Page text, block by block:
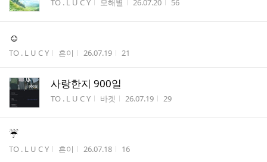
TO . L U C Y 모해별 26.07.20 56
☺️
게시판명
TO . L U C Y 작성자
흔이 작성시간
26.07.19 조회수
21
사랑한지 900일
게시판명
TO . L U C Y 작성자
바겟 작성시간
26.07.19 조회수
29
☔️
게시판명
TO . L U C Y 작성자
흔이 작성시간
26.07.18 조회수
16